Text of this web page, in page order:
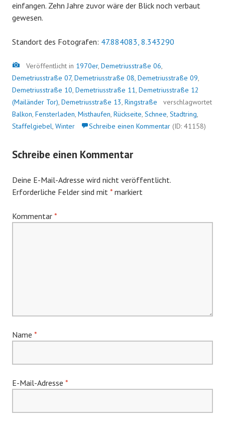
einfangen. Zehn Jahre zuvor wäre der Blick noch verbaut
gewesen.
Standort des Fotografen: 47.884083, 8.343290
Bild
Veröffentlicht in 1970er, Demetriusstraße 06,
Demetriusstraße 07, Demetriusstraße 08, Demetriusstraße 09,
Demetriusstraße 10, Demetriusstraße 11, Demetriusstraße 12
(Mailänder Tor), Demetriusstraße 13, Ringstraße
verschlagwortet
Balkon, Fensterladen, Misthaufen, Rückseite, Schnee, Stadtring,
Staffelgiebel, Winter Schreibe einen Kommentar (ID: 41158)
Schreibe einen Kommentar
Deine E-Mail-Adresse wird nicht veröffentlicht.
Erforderliche Felder sind mit * markiert
Kommentar *
Name *
E-Mail-Adresse *